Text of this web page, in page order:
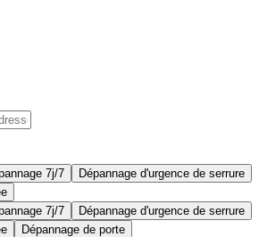
7j/7
Dépannage d'urgence de serrure
7j/7
Dépannage d'urgence de serrure
Dépannage de porte